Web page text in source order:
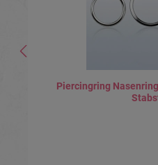
Piercingring